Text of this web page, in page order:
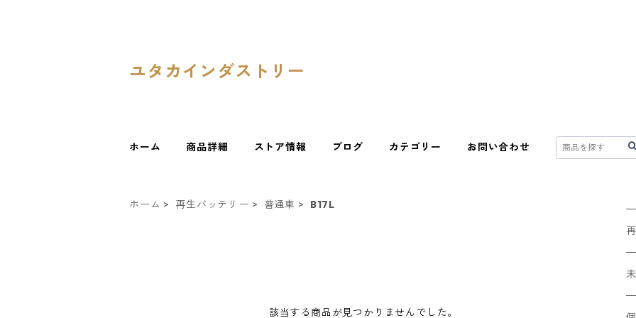
ユタカインダストリー
ホーム 商品詳細 ストア情報 ブログ カテゴリー お問い合わせ
ホーム 再生バッテリー 普通車 B17L
該当する商品が見つかりませんでした。